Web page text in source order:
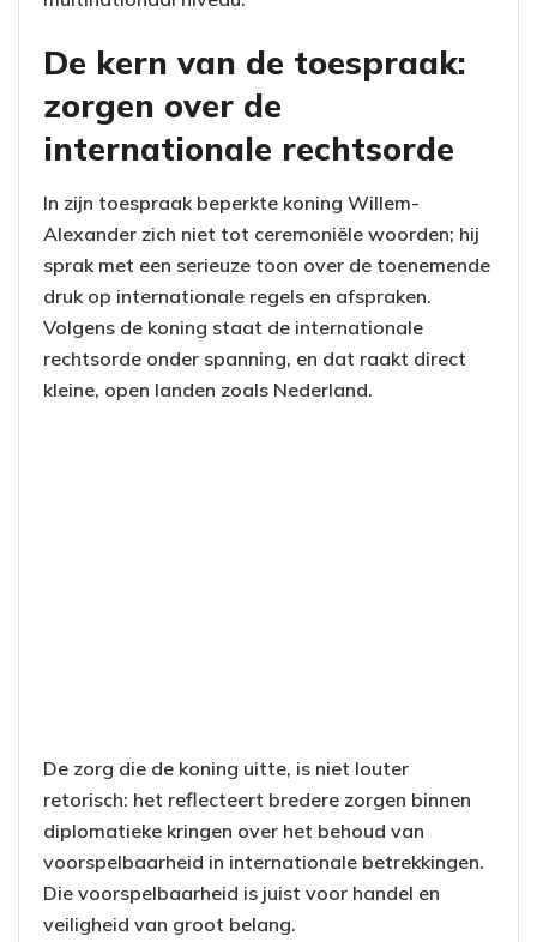
De kern van de toespraak:
zorgen over de
internationale rechtsorde
In zijn toespraak beperkte koning Willem-
Alexander zich niet tot ceremoniële woorden; hij
sprak met een serieuze toon over de toenemende
druk op internationale regels en afspraken.
Volgens de koning staat de internationale
rechtsorde onder spanning, en dat raakt direct
kleine, open landen zoals Nederland.
De zorg die de koning uitte, is niet louter
retorisch: het reflecteert bredere zorgen binnen
diplomatieke kringen over het behoud van
voorspelbaarheid in internationale betrekkingen.
Die voorspelbaarheid is juist voor handel en
veiligheid van groot belang.